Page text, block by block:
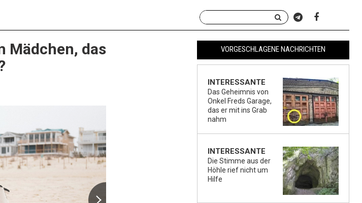
Mädchen, das
VORGESCHLAGENE NACHRICHTEN
INTERESSANTE
Das Geheimnis von
Onkel Freds Garage,
das er mit ins Grab
nahm
INTERESSANTE
Die Stimme aus der
Höhle rief nicht um
Hilfe